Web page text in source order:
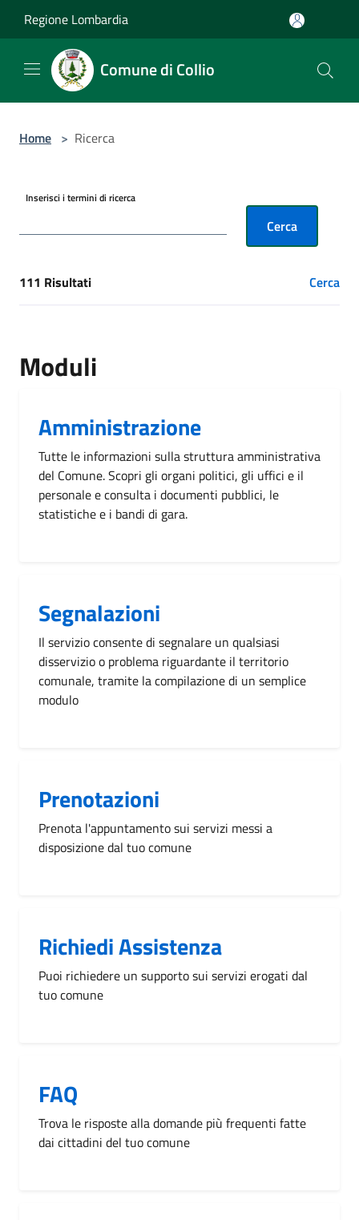
Regione Lombardia
Comune di Collio
Home > Ricerca
Inserisci i termini di ricerca
Cerca
[results] Risultati
111 Risultati Cerca
Moduli
Amministrazione
Tutte le informazioni sulla struttura amministrativa
del Comune. Scopri gli organi politici, gli uffici e il
personale e consulta i documenti pubblici, le
statistiche e i bandi di gara.
Segnalazioni
Il servizio consente di segnalare un qualsiasi
disservizio o problema riguardante il territorio
comunale, tramite la compilazione di un semplice
modulo
Prenotazioni
Prenota l'appuntamento sui servizi messi a
disposizione dal tuo comune
Richiedi Assistenza
Puoi richiedere un supporto sui servizi erogati dal
tuo comune
FAQ
Trova le risposte alla domande più frequenti fatte
dai cittadini del tuo comune